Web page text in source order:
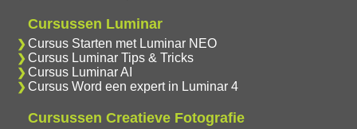
Cursussen Luminar
Cursus Starten met Luminar NEO
Cursus Luminar Tips & Tricks
Cursus Luminar AI
Cursus Word een expert in Luminar 4
Cursussen Creatieve Fotografie